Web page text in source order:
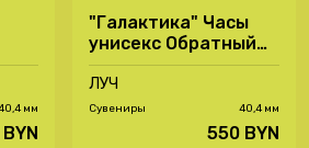
-
мм
"Галактика" Часы
унисекс Обратный
ход 2.0 - 72087608
ЛУЧ
Сувениры 40,4 мм
550 BYN